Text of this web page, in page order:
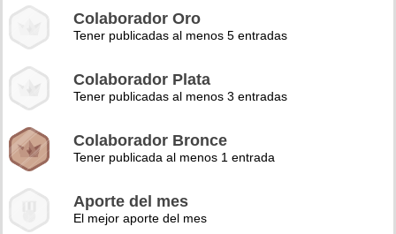
Colaborador Oro
Tener publicadas al menos 5 entradas
Colaborador Plata
Tener publicadas al menos 3 entradas
Colaborador Bronce
Tener publicada al menos 1 entrada
Aporte del mes
El mejor aporte del mes